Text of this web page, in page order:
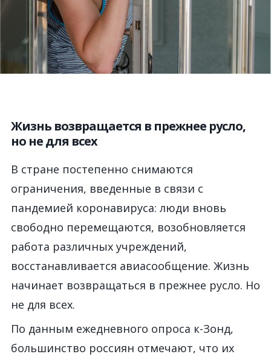
Жизнь возвращается в прежнее русло,
но не для всех
В стране постепенно снимаются
ограничения, введенные в связи с
пандемией коронавируса: люди вновь
свободно перемещаются, возобновляется
работа различных учреждений,
восстанавливается авиасообщение. Жизнь
начинает возвращаться в прежнее русло. Но
не для всех.
По данным ежедневного опроса к-Зонд,
большинство россиян отмечают, что их